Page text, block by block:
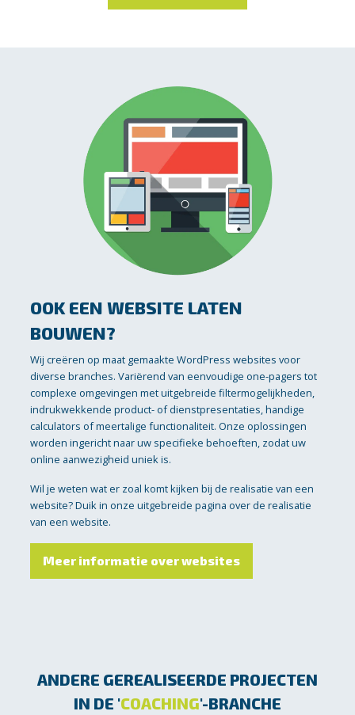
OOK EEN WEBSITE LATEN
BOUWEN?
Wij creëren op maat gemaakte WordPress websites voor
diverse branches. Variërend van eenvoudige one-pagers tot
complexe omgevingen met uitgebreide filtermogelijkheden,
indrukwekkende product- of dienstpresentaties, handige
calculators of meertalige functionaliteit. Onze oplossingen
worden ingericht naar uw specifieke behoeften, zodat uw
online aanwezigheid uniek is.
Wil je weten wat er zoal komt kijken bij de realisatie van een
website? Duik in onze uitgebreide pagina over de realisatie
van een website.
Meer informatie over websites
ANDERE GEREALISEERDE PROJECTEN
IN DE 'COACHING'-BRANCHE